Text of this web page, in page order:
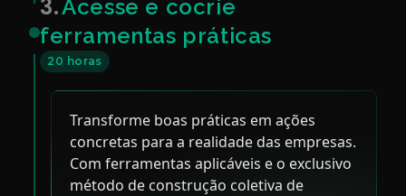
3.Acesse e cocrie
ferramentas práticas
20 horas
Transforme boas práticas em ações
concretas para a realidade das empresas.
Com ferramentas aplicáveis e o exclusivo
método de construção coletiva de